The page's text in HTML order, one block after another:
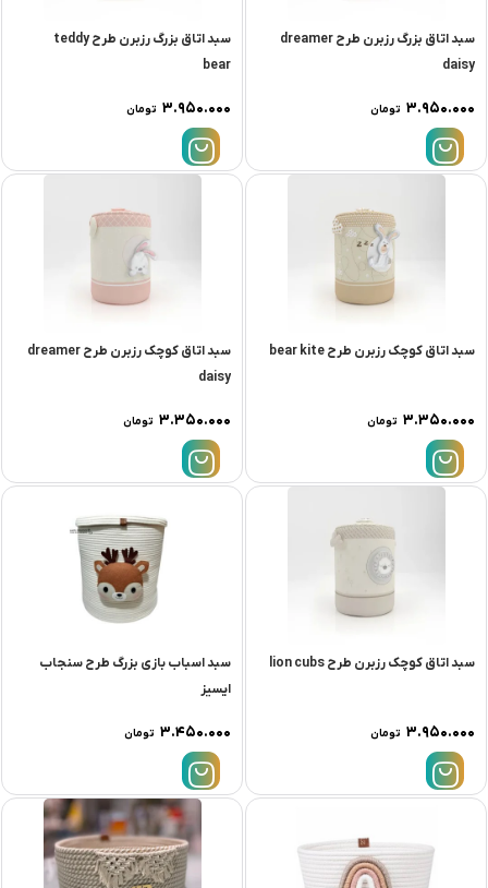
سبد اتاق بزرگ رزبرن طرح dreamer
daisy
۳.۹۵۰.۰۰۰ تومان
سبد اتاق بزرگ رزبرن طرح teddy
bear
۳.۹۵۰.۰۰۰ تومان
سبد اتاق کوچک رزبرن طرح bear kite
۳.۳۵۰.۰۰۰ تومان
سبد اتاق کوچک رزبرن طرح dreamer
daisy
۳.۳۵۰.۰۰۰ تومان
سبد اتاق کوچک رزبرن طرح lion cubs
۳.۹۵۰.۰۰۰ تومان
سبد اسباب بازی بزرگ طرح سنجاب
ایسیز
۳.۴۵۰.۰۰۰ تومان